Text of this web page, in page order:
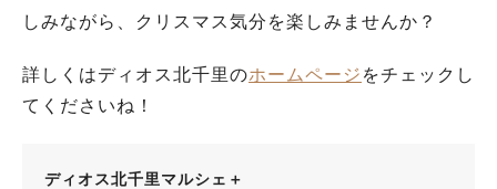
しみながら、クリスマス気分を楽しみませんか？
詳しくはディオス北千里のホームページ をチェックし
てくださいね！
ディオス北千里マルシェ＋